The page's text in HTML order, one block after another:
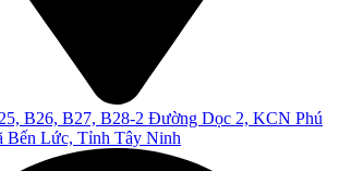
B26, B27, B28-2 Đường Dọc 2, KCN Phú
Bến Lức, Tỉnh Tây Ninh